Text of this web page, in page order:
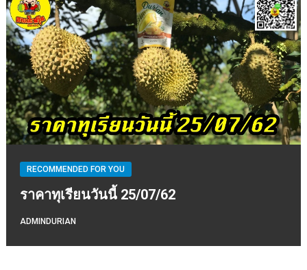
RECOMMENDED FOR YOU
ราคาทุเรียนวันนี้ 25/07/62
ADMINDURIAN